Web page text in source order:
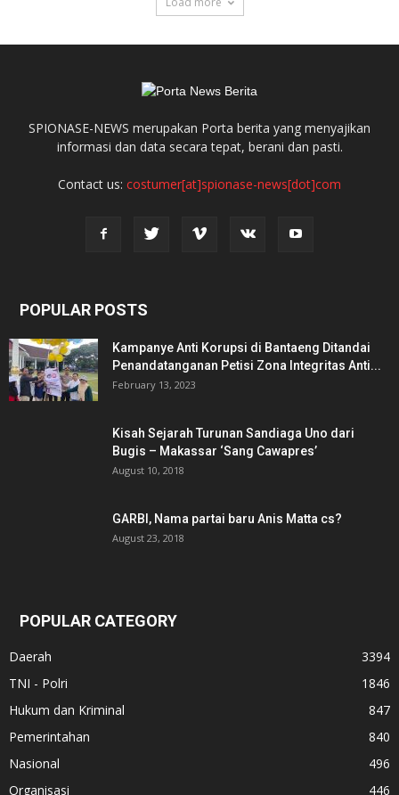
SPIONASE-NEWS merupakan Porta berita yang menyajikan
informasi dan data secara tepat, berani dan pasti.
Contact us: costumer[at]spionase-news[dot]com
POPULAR POSTS
Kampanye Anti Korupsi di Bantaeng Ditandai
Penandatanganan Petisi Zona Integritas Anti...
February 13, 2023
Kisah Sejarah Turunan Sandiaga Uno dari
Bugis – Makassar ‘Sang Cawapres’
August 10, 2018
GARBI, Nama partai baru Anis Matta cs?
August 23, 2018
POPULAR CATEGORY
Daerah
3394
TNI - Polri
1846
Hukum dan Kriminal
847
Pemerintahan
840
Nasional
496
Organisasi
446